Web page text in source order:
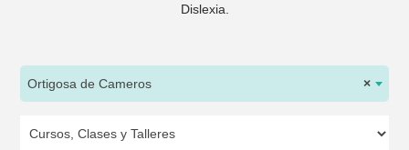
Dislexia.
×
Ortigosa de Cameros